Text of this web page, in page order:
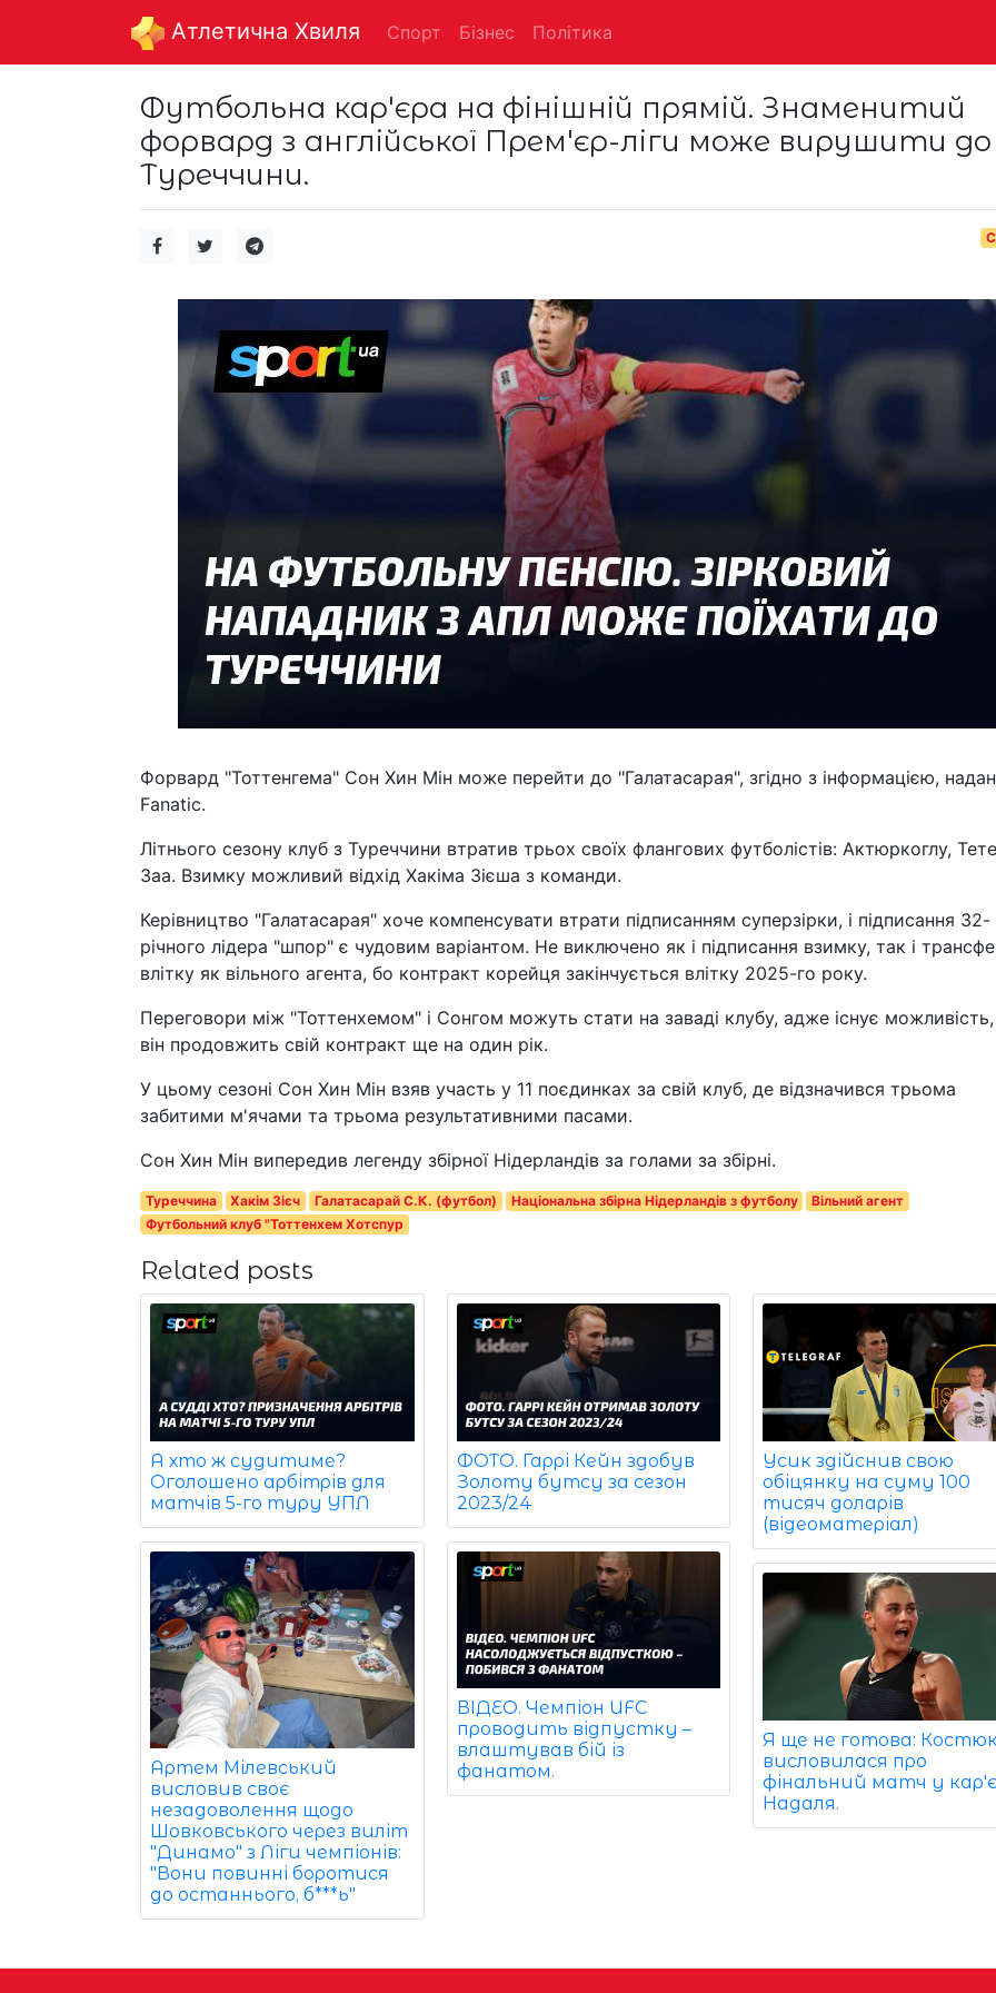
Aтлетична Хвиля Спорт Бізнес Політика
Футбольна кар'єра на фінішній прямій. Знаменитий
форвард з англійської Прем'єр-ліги може вирушити до
Туреччини.
Форвард "Тоттенгема" Сон Хин Мін може перейти до "Галатасарая", згідно з інформацією,
Fanatic.
Літнього сезону клуб з Туреччини втратив трьох своїх флангових футболістів: Актюркоглу,
Заа. Взимку можливий відхід Хакіма Зієша з команди.
Керівництво "Галатасарая" хоче компенсувати втрати підписанням суперзірки, і підписання 32-
річного лідера "шпор" є чудовим варіантом. Не виключено як і підписання взимку, так і
влітку як вільного агента, бо контракт корейця закінчується влітку 2025-го року.
Переговори між "Тоттенхемом" і Сонгом можуть стати на заваді клубу, адже існує
він продовжить свій контракт ще на один рік.
У цьому сезоні Сон Хин Мін взяв участь у 11 поєдинках за свій клуб, де відзначився трьома
забитими м'ячами та трьома результативними пасами.
Сон Хин Мін випередив легенду збірної Нідерландів за голами за збірні.
Туреччина Хакім Зієч Галатасарай С.К. (футбол) Національна збірна Нідерландів з футболу
Вільний агент
Футбольний клуб "Тоттенхем Хотспур
Related posts
А хто ж судитиме?
Оголошено арбітрів для
матчів 5-го туру УПЛ
Артем Мілевський
висловив своє
незадоволення щодо
Шовковського через виліт
"Динамо" з Ліги чемпіонів:
"Вони повинні боротися
до останнього, б***ь"
ФОТО. Гаррі Кейн здобув
Золоту бутсу за сезон
2023/24
ВІДЕО. Чемпіон UFC
проводить відпустку –
влаштував бій із
фанатом.
Усик здійснив свою
обіцянку на суму 100
тисяч доларів
(відеоматеріал)
Я ще не готова:
висловилася про
фінальний матч у
Надаля.